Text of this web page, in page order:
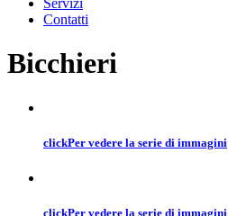
Servizi
Contatti
Bicchieri
clickPer vedere la serie di immagini
clickPer vedere la serie di immagini